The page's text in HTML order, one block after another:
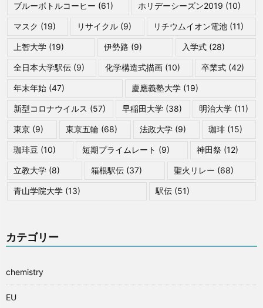
ブルーボトルコーヒー (61) ホリデーシーズン2019 (10)
マスク (19) リサイクル (9) リチウムイオン電池(11)
上智大学 (19) 伊勢路 (9) 入学式 (28)
全日本大学駅伝 (9) 化学構造式描画 (10) 卒業式(42)
年末年始 (47) 慶應義塾大学(19)
新型コロナウイルス (57) 早稲田大学 (38) 明治大学(11)
東京 (9) 東京五輪 (68) 法政大学 (9) 珈琲 (15)
珈琲豆 (10) 短期プライムレート (9) 神田祭(12)
立教大学 (8) 箱根駅伝 (37) 聖火リレー (68)
青山学院大学 (13) 駅伝 (51)
カテゴリー
chemistry
EU